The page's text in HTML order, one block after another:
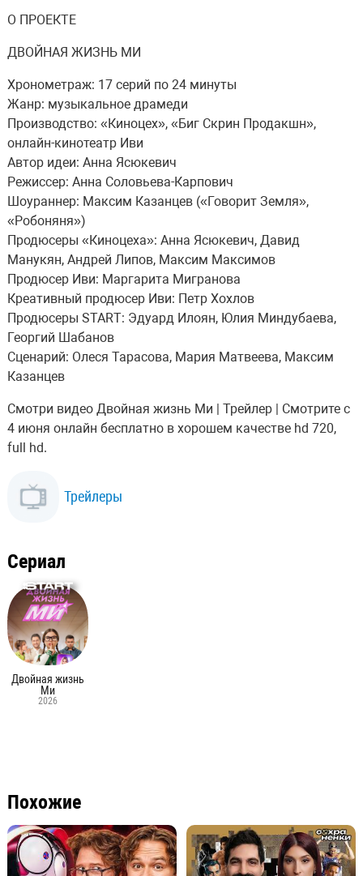
О ПРОЕКТЕ
ДВОЙНАЯ ЖИЗНЬ МИ
Хронометраж: 17 серий по 24 минуты
Жанр: музыкальное драмеди
Производство: «Киноцех», «Биг Скрин Продакшн»,
онлайн-кинотеатр Иви
Автор идеи: Анна Ясюкевич
Режиссер: Анна Соловьева-Карпович
Шоураннер: Максим Казанцев («Говорит Земля»,
«Робоняня»)
Продюсеры «Киноцеха»: Анна Ясюкевич, Давид
Манукян, Андрей Липов, Максим Максимов
Продюсер Иви: Маргарита Мигранова
Креативный продюсер Иви: Петр Хохлов
Продюсеры START: Эдуард Илоян, Юлия Миндубаева,
Георгий Шабанов
Сценарий: Олеся Тарасова, Мария Матвеева, Максим
Казанцев
Смотри видео Двойная жизнь Ми | Трейлер | Смотрите с
4 июня онлайн бесплатно в хорошем качестве hd 720,
full hd.
Трейлеры
Сериал
Двойная жизнь
Ми
2026
Похожие